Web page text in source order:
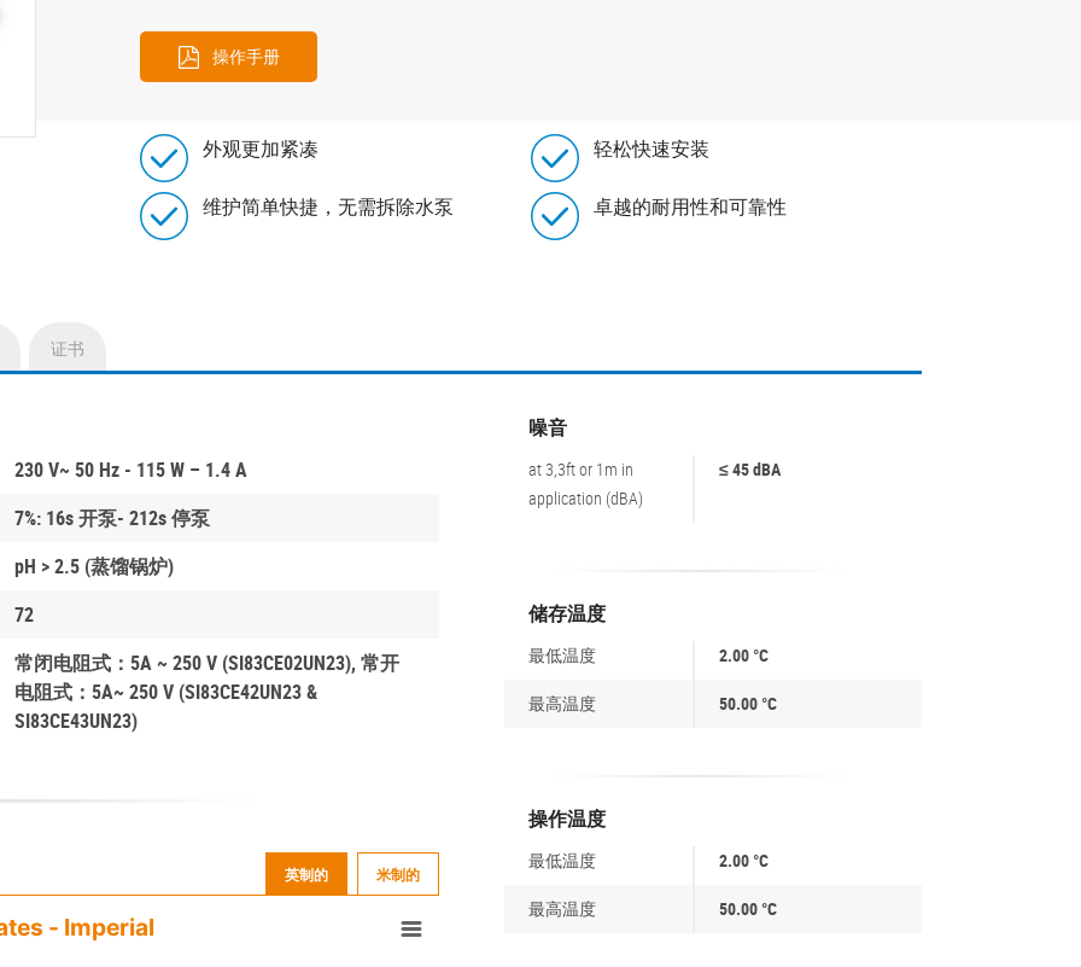
操作手册
外观更加紧凑 轻松快速安装
维护简单快捷，无需拆除水泵 卓越的耐用性和可靠性
证书
230 V~ 50 Hz - 115 W – 1.4 A
7%: 16s 开泵- 212s 停泵
pH > 2.5 (蒸馏锅炉)
72
常闭电阻式：5A ~ 250 V (SI83CE02UN23), 常开
电阻式：5A~ 250 V (SI83CE42UN23 &
SI83CE43UN23)
英制的 米制的
- Imperial
噪音
at 3,3ft or 1m in
application (dBA)
≤ 45 dBA
储存温度
最低温度 2.00 °C
最高温度 50.00 °C
操作温度
最低温度 2.00 °C
最高温度 50.00 °C